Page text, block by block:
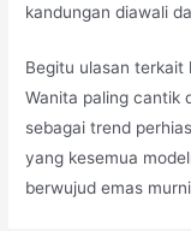
kandungan diawali
Begitu ulasan terkait
Wanita paling cantik
sebagai trend
yang kesemua
berwujud emas